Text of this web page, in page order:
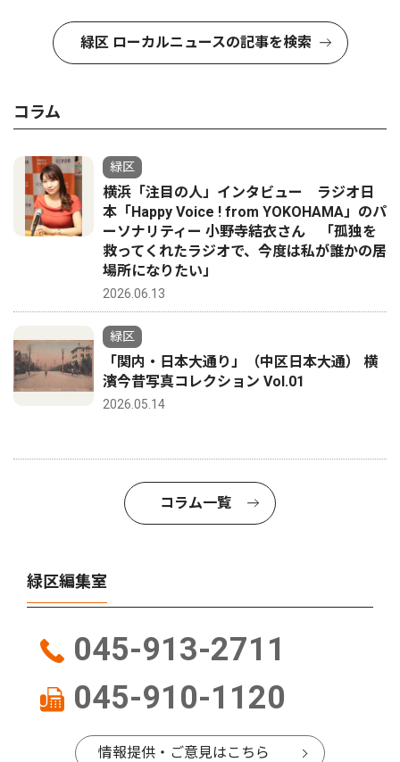
緑区 ローカルニュースの記事を検索
コラム
緑区
横浜「注目の人」インタビュー ラジオ日
本「Happy Voice ! from YOKOHAMA」のパ
ーソナリティー 小野寺結衣さん 「孤独を
救ってくれたラジオで、今度は私が誰かの居
場所になりたい」
2026.06.13
緑区
「関内・日本大通り」（中区日本大通） 横
濱今昔写真コレクション Vol.01
2026.05.14
コラム一覧
緑区編集室
045-913-2711
045-910-1120
情報提供・ご意見はこちら